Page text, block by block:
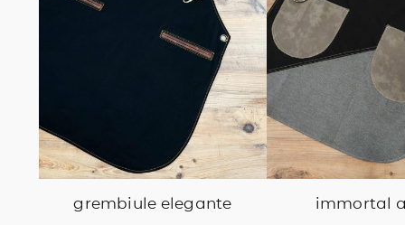
grembiule elegante immortal